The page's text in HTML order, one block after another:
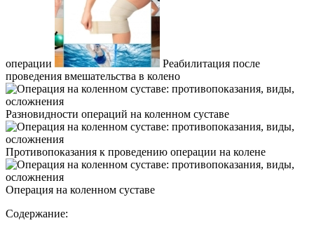
операции
Реабилитация после
проведения вмешательства в колено
Разновидности операций на коленном суставе
Противопоказания к проведению операции на колене
Операция на коленном суставе
Содержание: